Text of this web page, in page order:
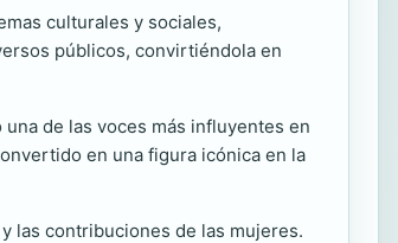
culturales y sociales,
públicos, convirtiéndola en
de las voces más influyentes en
en una figura icónica en la
las contribuciones de las mujeres.